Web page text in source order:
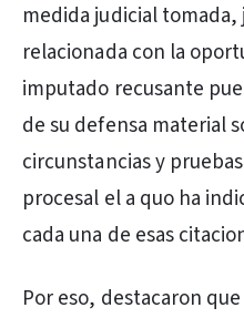
medida judicial
relacionada con la
imputado recusante
de su defensa material
circunstancias y
procesal el a quo ha
cada una de esas
Por eso, destacaron